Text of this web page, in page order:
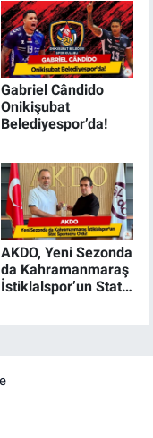
Gabriel Cândido
Onikişubat
Belediyespor’da!
AKDO, Yeni Sezonda
da Kahramanmaraş
İstiklalspor’un Stat